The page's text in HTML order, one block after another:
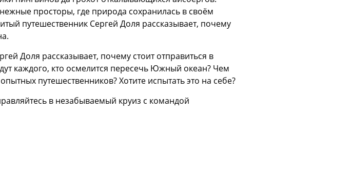
просторы, где природа сохранилась в своём
путешественник Сергей Доля рассказывает, почему
Доля рассказывает, почему стоит отправиться в
каждого, кто осмелится пересечь Южный океан? Чем
путешественников? Хотите испытать это на себе?
в незабываемый круиз с командой